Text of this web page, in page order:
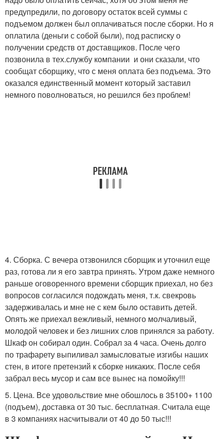
предупредили, по договору остаток всей суммы с
подъемом должен был оплачиваться после сборки. Но я
оплатила (деньги с собой были), под расписку о
получении средств от доставщиков. После чего
позвонила в тех.службу компании и они сказали, что
сообщат сборщику, что с меня оплата без подъема. Это
оказался единственный момент который заставил
немного поволноваться, но решился без проблем!
4. Сборка. С вечера отзвонился сборщик и уточнил еще
раз, готова ли я его завтра принять. Утром даже немного
раньше оговоренного времени сборщик приехал, но без
вопросов согласился подождать меня, т.к. свекровь
задерживалась и мне не с кем было оставить детей.
Опять же приехал вежливый, немного молчаливый,
молодой человек и без лишних слов принялся за работу.
Шкаф он собирал один. Собрал за 4 часа. Очень долго
по трафарету выпиливал замысловатые изгибы наших
стен, в итоге претензий к сборке никаких. После себя
забрал весь мусор и сам все вынес на помойку!!!
5. Цена. Все удовольствие мне обошлось в 35100+ 1100
(подъем), доставка от 30 тыс. бесплатная. Считала еще
в 3 компаниях насчитывали от 40 до 50 тыс!!!